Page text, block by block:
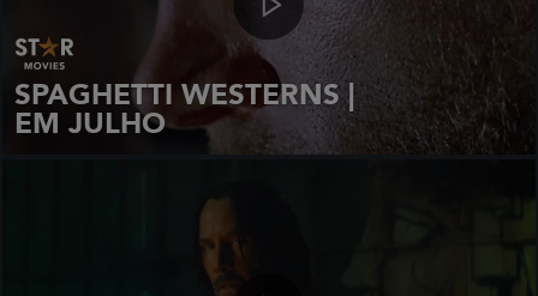
SPAGHETTI WESTERNS |
EM JULHO